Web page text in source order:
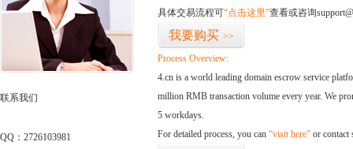
联系我们
QQ：2726103981
具体交易流程可“点击这里”查看或咨询
我要购买 >>
Process Overview:
4.cn is a world leading domain escrow service
million RMB transaction volume every year. We
5 workdays.
For detailed process, you can “visit here” or contact